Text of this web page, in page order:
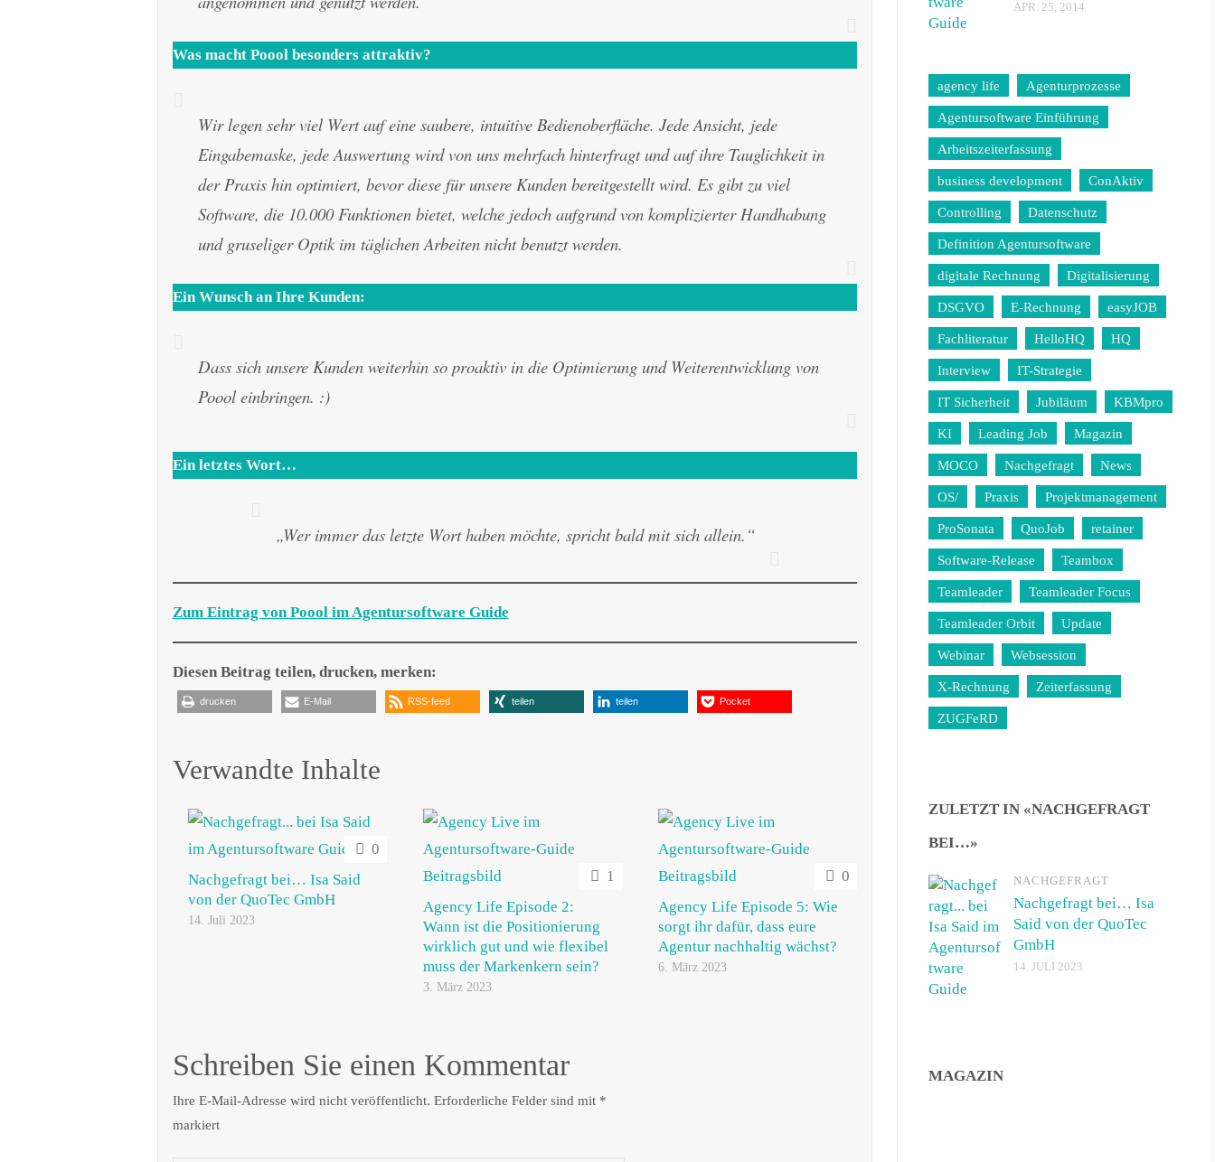
Was macht Poool besonders attraktiv?
Wir legen sehr viel Wert auf eine saubere, intuitive Bedienoberfläche. Jede Ansicht, jede
Eingabemaske, jede Auswertung wird von uns mehrfach hinterfragt und auf ihre Tauglichkeit in
der Praxis hin optimiert, bevor diese für unsere Kunden bereitgestellt wird. Es gibt zu viel
Software, die 10.000 Funktionen bietet, welche jedoch aufgrund von komplizierter Handhabung
und gruseliger Optik im täglichen Arbeiten nicht benutzt werden.
Ein Wunsch an Ihre Kunden:
Dass sich unsere Kunden weiterhin so proaktiv in die Optimierung und Weiterentwicklung von
Poool einbringen. :)
Ein letztes Wort…
„Wer immer das letzte Wort haben möchte, spricht bald mit sich allein.“
Zum Eintrag von Poool im Agentursoftware Guide
Diesen Beitrag teilen, drucken, merken:
drucken E-Mail RSS-feed teilen teilen Pocket
Verwandte Inhalte
0
Nachgefragt bei… Isa Said
von der QuoTec GmbH
14. Juli 2023
1
Agency Life Episode 2:
Wann ist die Positionierung
wirklich gut und wie flexibel
muss der Markenkern sein?
3. März 2023
0
Agency Life Episode 5: Wie
sorgt ihr dafür, dass eure
Agentur nachhaltig wächst?
6. März 2023
Schreiben Sie einen Kommentar
Ihre E-Mail-Adresse wird nicht veröffentlicht. Erforderliche Felder sind mit *
markiert
APR. 25, 2014
agency life Agenturprozesse
Agentursoftware Einführung
Arbeitszeiterfassung
business development ConAktiv
Controlling Datenschutz
Definition Agentursoftware
digitale Rechnung Digitalisierung
DSGVO E-Rechnung easyJOB
Fachliteratur HelloHQ HQ
Interview IT-Strategie
IT Sicherheit Jubiläum KBMpro
KI Leading Job Magazin
MOCO Nachgefragt News
OS/ Praxis Projektmanagement
ProSonata QuoJob retainer
Software-Release Teambox
Teamleader Teamleader Focus
Teamleader Orbit Update
Webinar Websession
X-Rechnung Zeiterfassung
ZUGFeRD
ZULETZT IN «NACHGEFRAGT
BEI…»
NACHGEFRAGT
Nachgefragt bei… Isa
Said von der QuoTec
GmbH
14. JULI 2023
MAGAZIN